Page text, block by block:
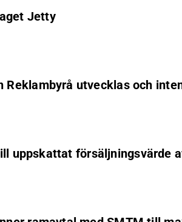
Jetty
utvecklas och
uppskattat försäljningsvärde